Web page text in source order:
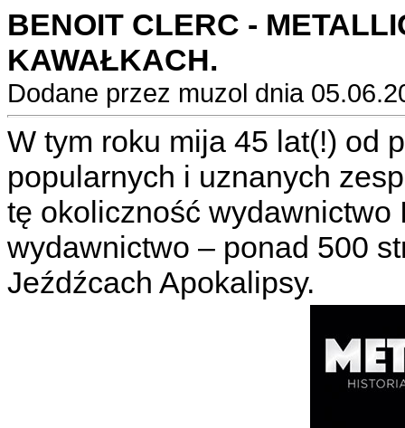
BENOIT CLERC -
KAWAŁKACH.
Dodane przez muzol dnia
W tym roku mija 45 lat(!) od
popularnych i uznanych
tę okoliczność wydawnictwo
wydawnictwo – ponad 500
Jeźdźcach Apokalipsy.